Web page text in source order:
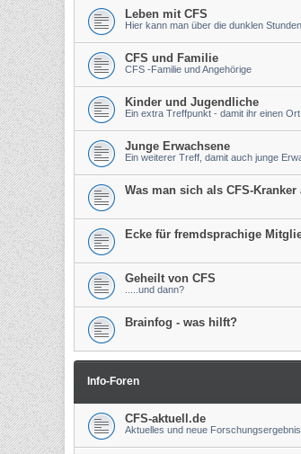
Leben mit CFS
Hier kann man über die dunklen
CFS und Familie
CFS -Familie und Angehörige
Kinder und Jugendliche
Ein extra Treffpunkt - damit ihr einen
Junge Erwachsene
Ein weiterer Treff, damit auch junge
Was man sich als CFS-
Ecke für fremdsprachige
Geheilt von CFS
.....und dann?
Brainfog - was hilft?
Info-Foren
CFS-aktuell.de
Aktuelles und neue